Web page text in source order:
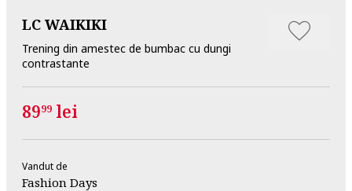
LC WAIKIKI
Trening din amestec de bumbac cu dungi
contrastante
8999 lei
Vandut de
Fashion Days